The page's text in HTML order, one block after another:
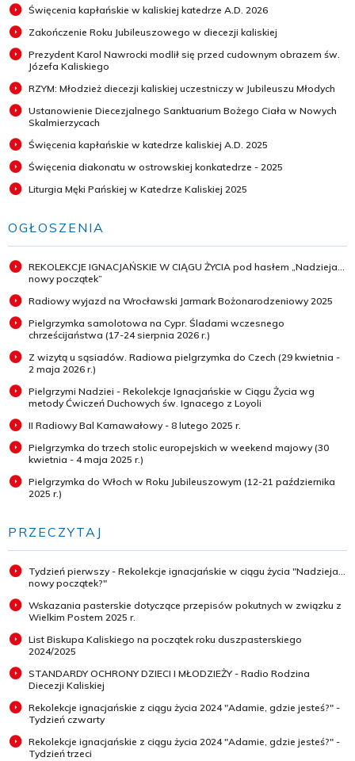
Święcenia kapłańskie w kaliskiej katedrze A.D. 2026
Zakończenie Roku Jubileuszowego w diecezji kaliskiej
Prezydent Karol Nawrocki modlił się przed cudownym obrazem św.
Józefa Kaliskiego
RZYM: Młodzież diecezji kaliskiej uczestniczy w Jubileuszu Młodych
Ustanowienie Diecezjalnego Sanktuarium Bożego Ciała w Nowych
Skalmierzycach
Święcenia kapłańskie w katedrze kaliskiej A.D. 2025
Święcenia diakonatu w ostrowskiej konkatedrze - 2025
Liturgia Męki Pańskiej w Katedrze Kaliskiej 2025
OGŁOSZENIA
REKOLEKCJE IGNACJAŃSKIE W CIĄGU ŻYCIA pod hasłem „Nadzieja...
nowy początek”
Radiowy wyjazd na Wrocławski Jarmark Bożonarodzeniowy 2025
Pielgrzymka samolotowa na Cypr. Śladami wczesnego
chrześcijaństwa (17-24 sierpnia 2026 r.)
Z wizytą u sąsiadów. Radiowa pielgrzymka do Czech (29 kwietnia -
2 maja 2026 r.)
Pielgrzymi Nadziei - Rekolekcje Ignacjańskie w Ciągu Życia wg
metody Ćwiczeń Duchowych św. Ignacego z Loyoli
II Radiowy Bal Karnawałowy - 8 lutego 2025 r.
Pielgrzymka do trzech stolic europejskich w weekend majowy (30
kwietnia - 4 maja 2025 r.)
Pielgrzymka do Włoch w Roku Jubileuszowym (12-21 października
2025 r.)
PRZECZYTAJ
Tydzień pierwszy - Rekolekcje ignacjańskie w ciągu życia "Nadzieja...
nowy początek?"
Wskazania pasterskie dotyczące przepisów pokutnych w związku z
Wielkim Postem 2025 r.
List Biskupa Kaliskiego na początek roku duszpasterskiego
2024/2025
STANDARDY OCHRONY DZIECI I MŁODZIEŻY - Radio Rodzina
Diecezji Kaliskiej
Rekolekcje ignacjańskie z ciągu życia 2024 "Adamie, gdzie jesteś?" -
Tydzień czwarty
Rekolekcje ignacjańskie z ciągu życia 2024 "Adamie, gdzie jesteś?" -
Tydzień trzeci